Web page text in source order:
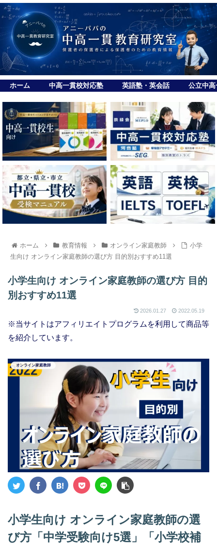
ホーム 中高一貫校対応塾 英語塾・英会話 公立中
ホーム 教育情報 オンライン家庭教師
小学
生向け オンライン家庭教師の選び方 目的別おすすめ11選
小学生向け オンライン家庭教師の選び方 目的
別おすすめ11選
2026.01.27 2022.05.19
※当サイトはアフィリエイトプログラムを利用して商品等
を紹介しています。
オンライン家庭教師
小学生向け オンライン家庭教師の選
び方「中学受験向け5選」「小学校補